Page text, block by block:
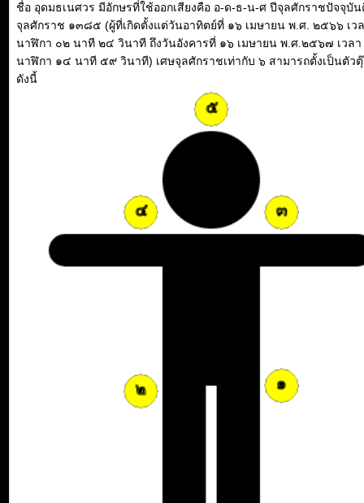
ชื่อ อุดมธเนศวร มีอักษรที่ใช้ออกเสียงคือ อ-ด-ธ-น-ศ ปีจุลศักราชปัจจุบั
จุลศักราช ๑๓๘๕ (ผู้ที่เกิดตั้งแต่วันอาทิตย์ที่ ๑๖ เมษายน พ.ศ. ๒๕๖๖ เว
นาฬิกา ๐๒ นาที ๒๔ วินาที ถึงวันอังคารที่ ๑๖ เมษายน พ.ศ.๒๕๖๗ เวล
นาฬิกา ๑๔ นาที ๕๙ วินาที) เศษจุลศักราชเท่ากับ ๖ สามารถตั้งเป็นตัว
ดังนี้